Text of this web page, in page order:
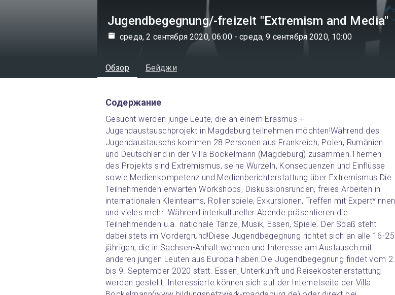
Jugendbegegnung/-freizeit "Extremism and Media"
среда, 2 сентября 2020, 06:00- среда, 9 сентября 2020, 10:00
Обзор Бейджи
Содержание
Gesucht werden junge Leute, die an einem Erasmus +
Jugendaustauschprojekt in Magdeburg teilnehmen möchten!Während des
Jugendaustauschs kommen 28 Personen aus Frankreich, Polen, Rumänien
und Deutschland in der Villa Böckelmann (Magdeburg) zusammen.Themen
des Projekts sind Extremismus, seine Wurzeln, Konsequenzen und Einflüsse
sowie Medienkompetenz und Medienberichterstattung über Extremismus.Die
Teilnehmenden erwarten Workshops, Diskussionsrunden, freies Arbeiten in
internationalen Kleinteams, Rollenspiele, Exkursionen, Treffen mit Expert*innen
und vieles mehr. Während interkultureller Abende präsentieren die
Teilnehmenden u.a. nationale Tänze, Musik, Essen, Spiele. Der Spaß steht
dabei stets im Vordergrund!Diese Jugendbegegnung richtet sich an alle 16-25
jährigen, die in Sachsen-Anhalt wohnen und Interesse am Austausch mit
anderen jungen Leuten aus Europa haben.Die Jugendbegegnung findet vom 2.
bis 9. September 2020 statt. Essen, Unterkunft und Reisekostenerstattung
werden gestellt. Interessierte können sich auf der Internetseite der Villa